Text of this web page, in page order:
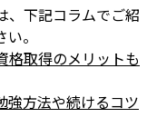
、下記コラムでご紹
。
格取得のメリットも
強方法や続けるコツ